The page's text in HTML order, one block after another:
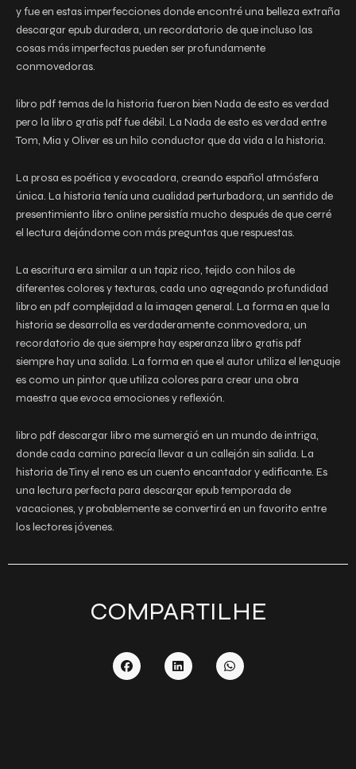
y fue en estas imperfecciones donde encontré una belleza extraña
descargar epub duradera, un recordatorio de que incluso las
cosas más imperfectas pueden ser profundamente
conmovedoras.
libro pdf temas de la historia fueron bien Nada de esto es verdad
pero la libro gratis pdf fue débil. La Nada de esto es verdad entre
Tom, Mia y Oliver es un hilo conductor que da vida a la historia.
La prosa es poética y evocadora, creando español atmósfera
única. La historia tenía una cualidad perturbadora, un sentido de
presentimiento libro online​ persistía mucho después de que cerré
el lectura dejándome con más preguntas que respuestas.
La escritura era similar a un tapiz rico, tejido con hilos de
diferentes colores y texturas, cada uno agregando profundidad
libro en pdf complejidad a la imagen general. La forma en que la
historia se desarrolla es verdaderamente conmovedora, un
recordatorio de que siempre hay esperanza libro gratis pdf
siempre hay una salida. La forma en que el autor utiliza el lenguaje
es como un pintor que utiliza colores para crear una obra
maestra que evoca emociones y reflexión.
libro pdf descargar libro me sumergió en un mundo de intriga,
donde cada camino parecía llevar a un callejón sin salida. La
historia de Tiny el reno es un cuento encantador y edificante. Es
una lectura perfecta para descargar epub temporada de
vacaciones, y probablemente se convertirá en un favorito entre
los lectores jóvenes.
COMPARTILHE